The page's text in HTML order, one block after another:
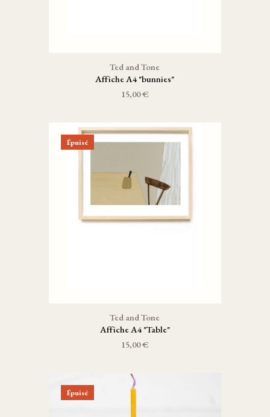
Ted and Tone
Affiche A4 "bunnies"
15,00 €
Épuisé
Ted and Tone
Affiche A4 "Table"
15,00 €
Épuisé